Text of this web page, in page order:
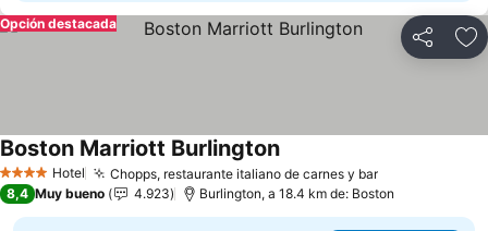
Compartir
Opción destacada
4 EstrellasHotel Chopps, restaurante italiano de carnes y barVer precios
Boston Marriott BurlingtonVer precios
8,4 Muy bueno 4.923 Burlington, a 18.4 km de: Boston